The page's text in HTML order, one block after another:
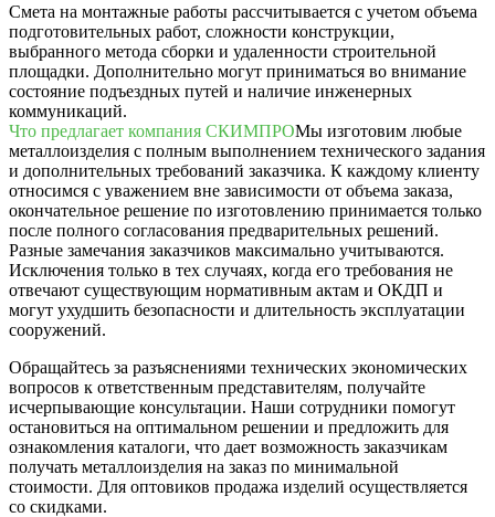
Смета на монтажные работы рассчитывается с учетом объема
подготовительных работ, сложности конструкции,
выбранного метода сборки и удаленности строительной
площадки. Дополнительно могут приниматься во внимание
состояние подъездных путей и наличие инженерных
коммуникаций.
Что предлагает компания СКИМПРОМы изготовим любые
металлоизделия с полным выполнением технического задания
и дополнительных требований заказчика. К каждому клиенту
относимся с уважением вне зависимости от объема заказа,
окончательное решение по изготовлению принимается только
после полного согласования предварительных решений.
Разные замечания заказчиков максимально учитываются.
Исключения только в тех случаях, когда его требования не
отвечают существующим нормативным актам и ОКДП и
могут ухудшить безопасности и длительность эксплуатации
сооружений.
Обращайтесь за разъяснениями технических экономических
вопросов к ответственным представителям, получайте
исчерпывающие консультации. Наши сотрудники помогут
остановиться на оптимальном решении и предложить для
ознакомления каталоги, что дает возможность заказчикам
получать металлоизделия на заказ по минимальной
стоимости. Для оптовиков продажа изделий осуществляется
со скидками.